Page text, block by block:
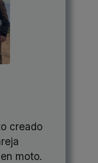
creado
moto.